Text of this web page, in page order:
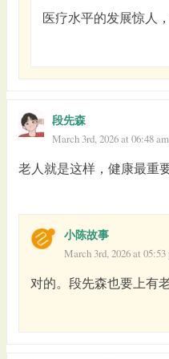
医疗水平的发展惊人
段先森
March 3rd, 2026 at 06:48 am
老人就是这样，健康最重
小陈故事
March 3rd, 2026 at 05:53
对的。段先森也要上有